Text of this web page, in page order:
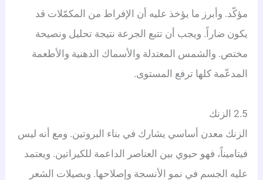
مؤكّد. وأبرز ما يؤخذ عليه أن الإفراط من المكمّلات قد
يكون ضاراً. ويجب أن تتبع الجرعة نتيجة تحليل ونصيحة
مختص. والشمس المعتدلة والأسماك الدهنية والأطعمة
المدعّمة كلها ترفع المستوى.
2.5 الزنك
الزنك معدن أساسي يشارك في بناء البروتين. ومع أنه ليس
فيتاميناً، فهو حيوي بين العناصر الداعمة للكيراتين. ويعتمد
عليه الجسم في نمو الأنسجة وإصلاحها. وبصيلات الشعر